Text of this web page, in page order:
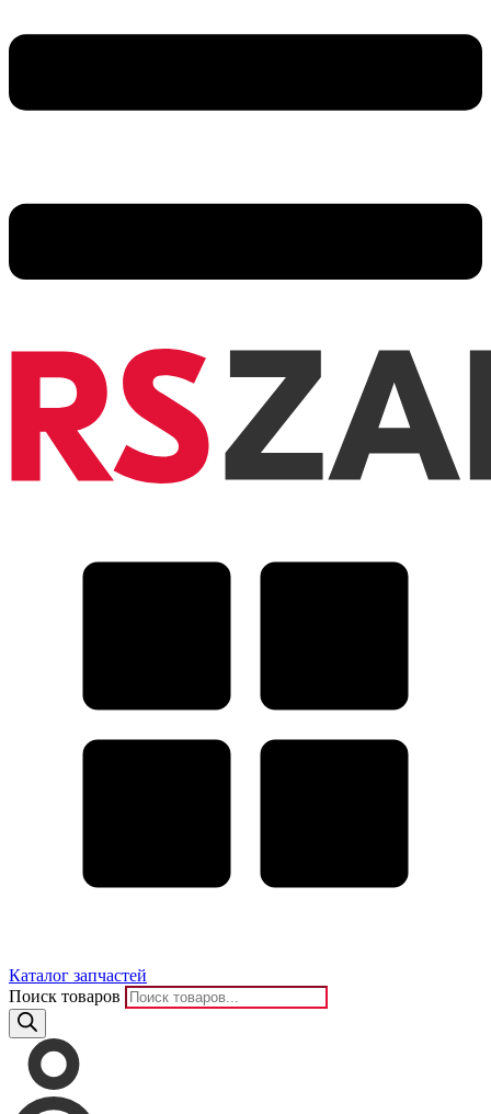
Каталог запчастей
Поиск товаров